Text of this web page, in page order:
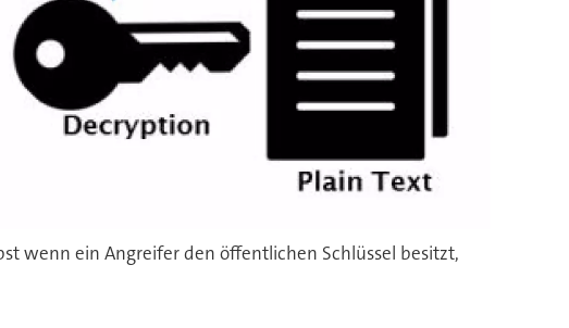
wenn ein Angreifer den öffentlichen Schlüssel besitzt,